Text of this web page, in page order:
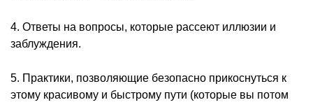
4. Ответы на вопросы, которые рассеют иллюзии и
заблуждения.
5. Практики, позволяющие безопасно прикоснуться к
этому красивому и быстрому пути (которые вы потом